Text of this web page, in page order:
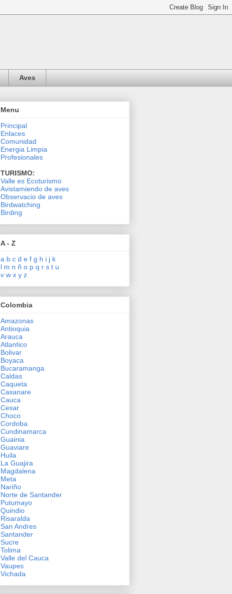
Aves
Menu
Principal
Enlaces
Comunidad
Energia Limpia
Profesionales
TURISMO:
Valle es Ecoturismo
Avistamiendo de aves
Observacio de aves
Birdwatching
Birding
A - Z
a b c d e f g h i j k
l m n ñ o p q r s t u
v w x y z
Colombia
Amazonas
Antioquia
Arauca
Atlantico
Bolivar
Boyaca
Bucaramanga
Caldas
Caqueta
Casanare
Cauca
Cesar
Choco
Cordoba
Cundinamarca
Guainia
Guaviare
Huila
La Guajira
Magdalena
Meta
Nariño
Norte de Santander
Putumayo
Quindio
Risaralda
San Andres
Santander
Sucre
Tolima
Valle del Cauca
Vaupes
Vichada